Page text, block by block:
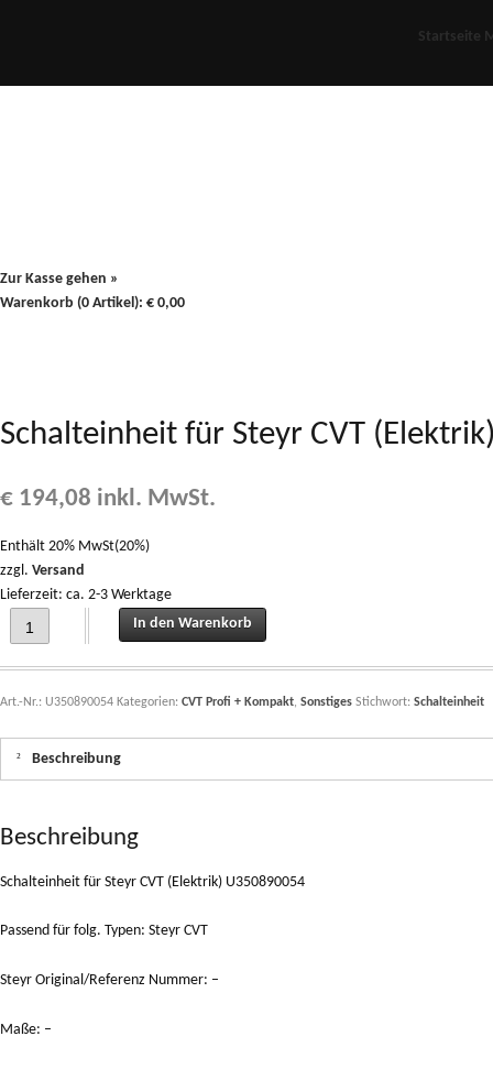
Startseite
Zur Kasse gehen »
Warenkorb (0 Artikel): € 0,00
Schalteinheit für Steyr CVT
€ 194,08 inkl. MwSt.
Enthält 20% MwSt(20%)
zzgl. Versand
Lieferzeit: ca. 2-3 Werktage
Schalteinheit für Steyr CVT (Elektrik) U350890054 quantity
In den Warenkorb
Art.-Nr.: U350890054 Kategorien: CVT Profi + Kompakt, Sonstiges Stichwort: Schalteinheit
Beschreibung
Beschreibung
Schalteinheit für Steyr CVT (Elektrik) U350890054
Passend für folg. Typen: Steyr CVT
Steyr Original/Referenz Nummer: –
Maße: –